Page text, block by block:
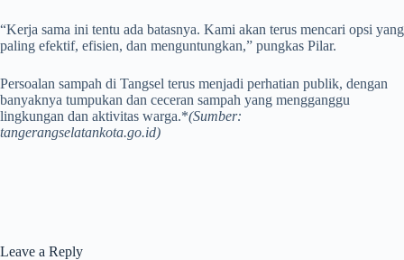
“Kerja sama ini tentu ada batasnya. Kami akan terus mencari opsi yang
paling efektif, efisien, dan menguntungkan,” pungkas Pilar.
Persoalan sampah di Tangsel terus menjadi perhatian publik, dengan
banyaknya tumpukan dan ceceran sampah yang mengganggu
lingkungan dan aktivitas warga.*(Sumber:
tangerangselatankota.go.id)
Leave a Reply